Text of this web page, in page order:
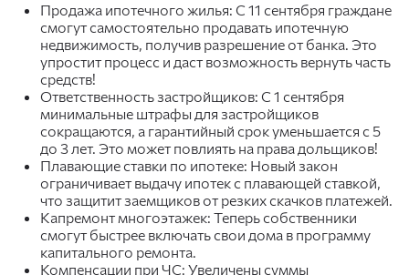
Продажа ипотечного жилья: С 11 сентября граждане
смогут самостоятельно продавать ипотечную
недвижимость, получив разрешение от банка. Это
упростит процесс и даст возможность вернуть часть
средств!
Ответственность застройщиков: С 1 сентября
минимальные штрафы для застройщиков
сокращаются, а гарантийный срок уменьшается с 5
до 3 лет. Это может повлиять на права дольщиков!
Плавающие ставки по ипотеке: Новый закон
ограничивает выдачу ипотек с плавающей ставкой,
что защитит заемщиков от резких скачков платежей.
Капремонт многоэтажек: Теперь собственники
смогут быстрее включать свои дома в программу
капитального ремонта.
Компенсации при ЧС: Увеличены суммы